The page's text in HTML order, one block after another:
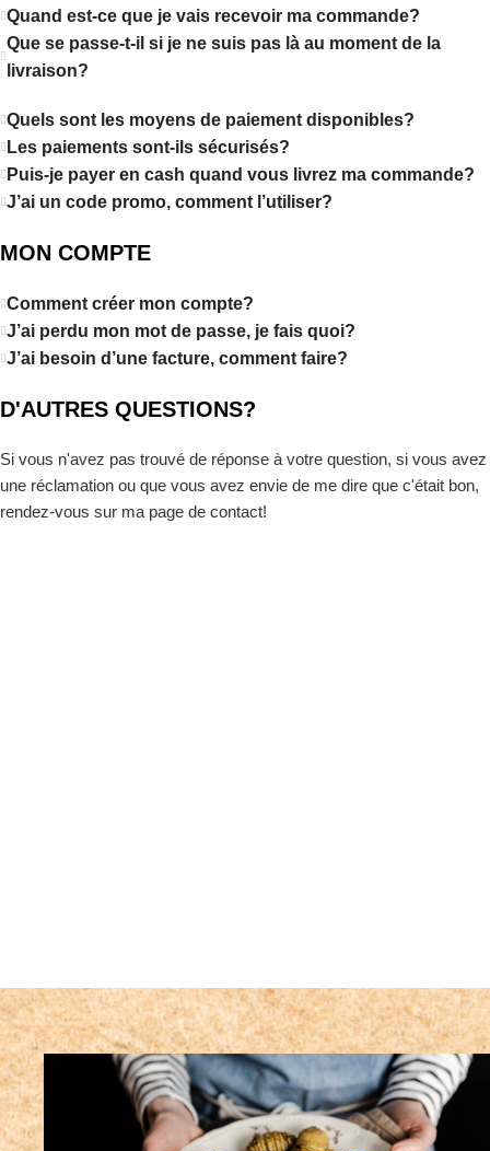
Quand est-ce que je vais recevoir ma commande?
Que se passe-t-il si je ne suis pas là au moment de la
livraison?
Quels sont les moyens de paiement disponibles?
Les paiements sont-ils sécurisés?
Puis-je payer en cash quand vous livrez ma commande?
J’ai un code promo, comment l’utiliser?
MON COMPTE
Comment créer mon compte?
J’ai perdu mon mot de passe, je fais quoi?
J’ai besoin d’une facture, comment faire?
D'AUTRES QUESTIONS?
Si vous n'avez pas trouvé de réponse à votre question, si vous avez
une réclamation ou que vous avez envie de me dire que c'était bon,
rendez-vous sur ma page de contact!